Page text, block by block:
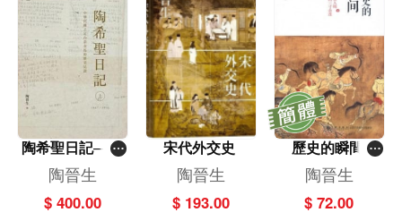
陶希聖日記──1
947-1956（上）
（下）（精裝套
書，不分冊售）
陶晉生
$ 400.00
宋代外交史
陶晉生
$ 193.00
歷史的瞬間
（精）
陶晉生
$ 72.00